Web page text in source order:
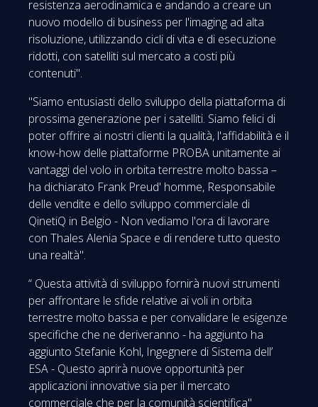
resistenza aerodinamica e andando a creare un
nuovo modello di business per l'imaging ad alta
risoluzione, utilizzando cicli di vita e di esecuzione
ridotti, con satelliti sul mercato a costi più
contenuti".
"Siamo entusiasti dello sviluppo della piattaforma di
prossima generazione per i satelliti. Siamo felici di
poter offrire ai nostri clienti la qualità, l'affidabilità e il
know-how delle piattaforme PROBA unitamente ai
vantaggi del volo in orbita terrestre molto bassa –
ha dichiarato Frank Preud' homme, Responsabile
delle vendite e dello sviluppo commerciale di
QinetiQ in Belgio - Non vediamo l'ora di lavorare
con Thales Alenia Space e di rendere tutto questo
una realtà".
“ Questa attività di sviluppo fornirà nuovi strumenti
per affrontare le sfide relative ai voli in orbita
terrestre molto bassa e per convalidare le esigenze
specifiche che ne deriveranno - ha aggiunto ha
aggiunto Stefanie Kohl, Ingegnere di Sistema dell’
ESA - Questo aprirà nuove opportunità per
applicazioni innovative sia per il mercato
commerciale che per la comunità scientifica"